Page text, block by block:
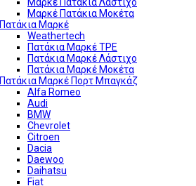
Μαρκέ Πατάκια Μοκέτα
Πατάκια Μαρκέ
Weathertech
Πατάκια Μαρκέ TPE
Πατάκια Μαρκέ Λάστιχο
Πατάκια Μαρκέ Μοκέτα
Πατάκια Μαρκέ Πορτ Μπαγκάζ
Alfa Romeo
Audi
BMW
Chevrolet
Citroen
Dacia
Daewoo
Daihatsu
Fiat